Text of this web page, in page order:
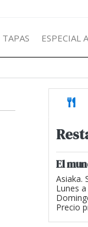
TAPAS ESPECIAL
El
Asiaka.
Lunes
Precio